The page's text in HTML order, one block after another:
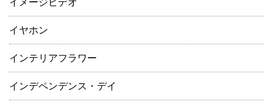
イヤホン
インテリアフラワー
インデペンデンス・デイ